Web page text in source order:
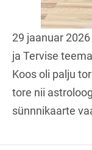
29 jaanuar
ja Tervise
Koos oli palju
tore nii
sünnnikaarte